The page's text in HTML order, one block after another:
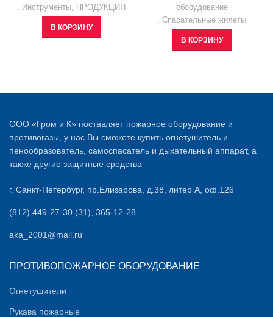
, Инструменты, ПРОДУКЦИЯ
В КОРЗИНУ
оборудование
, Спасательные жилеты
В КОРЗИНУ
ООО «Гром и К» поставляет пожарное оборудование и
противогазы, у нас Вы сможете купить огнетушитель и
пенообразователь, самоспасатель и дыхательный аппарат, а
также другие защитные средства
г. Санкт-Петербург, пр.Елизарова, д.38, литер А, оф.126
(812) 449-27-30 (31), 365-12-28
aka_2001@mail.ru
ПРОТИВОПОЖАРНОЕ ОБОРУДОВАНИЕ
Огнетушители
Рукава пожарные